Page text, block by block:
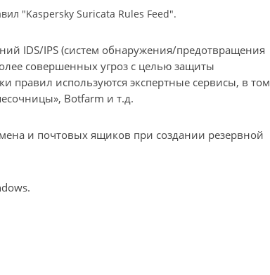
"Kaspersky Suricata Rules Feed".
IDS/IPS (систем обнаружения/предотвращения
совершенных угроз с целью защиты
правил используются экспертные сервисы, в том
Botfarm и т.д.
и почтовых ящиков при создании резервной